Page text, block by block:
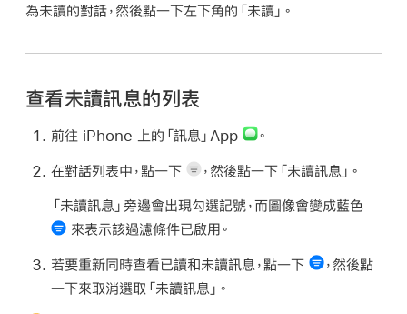
為未讀的對話，然後點一下左下角的「未讀」。
查看未讀訊息的列表
前往 iPhone 上的「訊息」App 。
在對話列表中，點一下 ，然後點一下「未讀訊息」。
「未讀訊息」旁邊會出現勾選記號，而圖像會變成藍色
來表示該過濾條件已啟用。
若要重新同時查看已讀和未讀訊息，點一下
，然後點
一下來取消選取「未讀訊息」。